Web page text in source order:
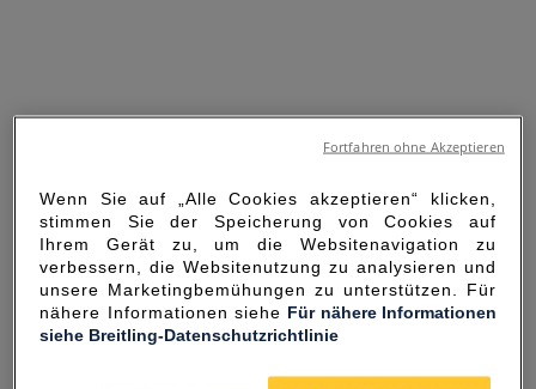
SORRY FOR THE
Wenn Sie auf „Alle Cookies akzeptieren“ klicken,
stimmen Sie der Speicherung von Cookies auf
Ihrem Gerät zu, um die Websitenavigation zu
verbessern, die Websitenutzung zu analysieren und
unsere Marketingbemühungen zu unterstützen. Für
nähere Informationen siehe Für nähere Informationen
siehe Breitling-Datenschutzrichtlinie
Fortfahren ohne Akzeptieren